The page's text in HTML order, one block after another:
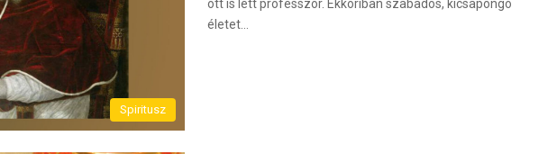
Spiritusz
ott is lett professzor. Ekkoriban szabados, kicsapongó
életet…